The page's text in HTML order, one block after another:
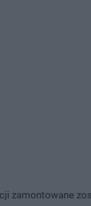
zamontowane